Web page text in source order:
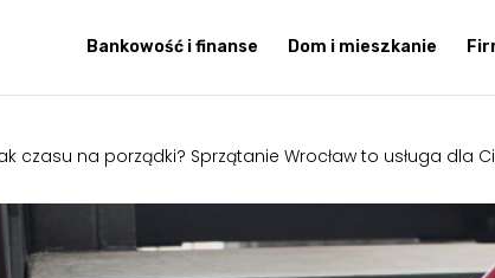
Bankowość i finanse Dom i mieszkanie
czasu na porządki? Sprzątanie Wrocław to usługa dla